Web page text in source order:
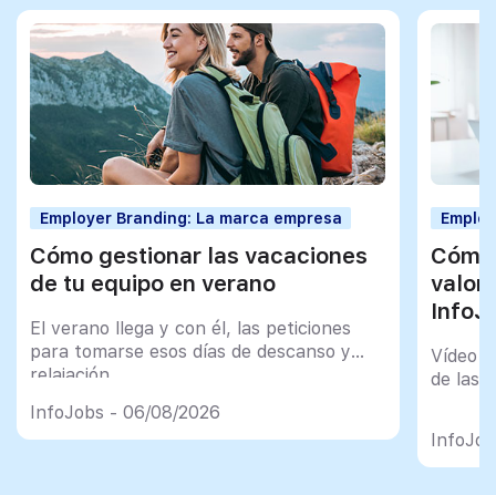
Employer Branding: La marca empresa
Cómo gestionar las vacaciones
de tu equipo en verano
El verano llega y con él, las peticiones
para tomarse esos días de descanso y
relajación
InfoJobs - 06/08/2026
Vídeo
de las